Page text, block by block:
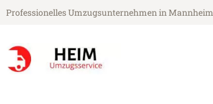
Professionelles Umzugsunternehmen in Mannheim